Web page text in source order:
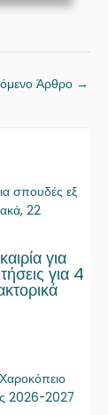
Άρθρο →
για
για 4